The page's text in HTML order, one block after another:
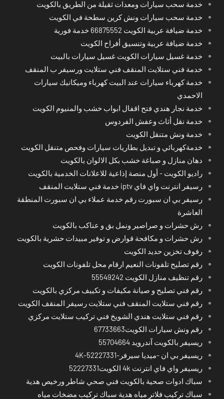
خدمة سحب سيارات ومعدات ثقيلة من الطريق بالكويت
خدمة سحب سيارات ونش كرين سطحة في الكويت
خدمة ضيافة عربية الكويت 66875552 خدمة فورية
خدمة ضيافة عربية وتنسيق أفراح الكويت
خدمة غسيل سيارات الكويت غسيل سيارات بالبيت
خدمة فني ستلايت المنقف فني ستلايت ورسيفر ب المنقف
خدمة كهرباء سيارات عند البيت كهرباء وميكانيك سيارات
الاحمدي
خدمة نجار هندي فتح اقفال ابواب خشب والمنيوم الكويت
خدمة نقل أثاث وعفش الفردوس
خدمة ونش متنقل الكويت
خدمةكهربائي و تبديل بطاريات سيارات وفحص متنقل الكويت
دهان منازل و صباغة خشب بكل الالوان بالكويت
راديو الكويت - أول منصة إذاعية للاعلانات الخدمية بالكويت
رسيفر انترنت واي فاي iptv خدمة فني ستلايت المنقف
رسيفر بي ان سبورت رقم خدمة عملاء بي ان سبورت المنطقة
العاشرة
رش حشرات و صراصير ونمل بق و عناكب بالكويت
رش حشرات و مكافحة قوارض و توفير مبيدات حشرية بالكويت
رفوف تخزين حديد الكويت
رقم تصليح تلفونات النعيم ارقام محل تلفونات الكويت
رقم تنظيف منازل الكويت 55549242
رقم فني تصليح و صيانة مكيفات و تكييف مركزي بالكويت
رقم فني ستلايت المنقف فني ستلايت رسيفر المنقف الكويت
رقم فني ستلايت هندي الشويخ فني تركيب ستلايت مركزي
رقم ونش سيارات الكويت67733663
ريسيفر بالكويت آندرويد 55704664
ريسيفر بي ان -ميديا سيرفر-4K-52227331
ريسيفر واي فاي انترنت 4k الكويت52227331
سباك ادوات صحية بالكويت فني صحي شاطر ورخيص هدية
سباك تركيب فلاتر مياه هدية سباك تركيب مضخات مياه